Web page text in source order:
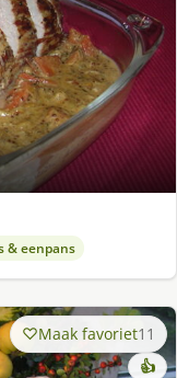
& eenpans
Maak favoriet11
👍